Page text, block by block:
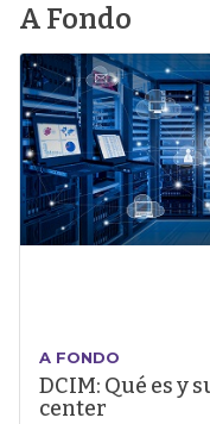
A Fondo
A FONDO
DCIM: Qué es y
center